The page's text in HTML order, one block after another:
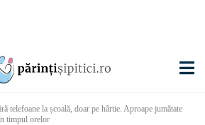
telefoane la școală, doar pe hârtie. Aproape jumătate
timpul orelor